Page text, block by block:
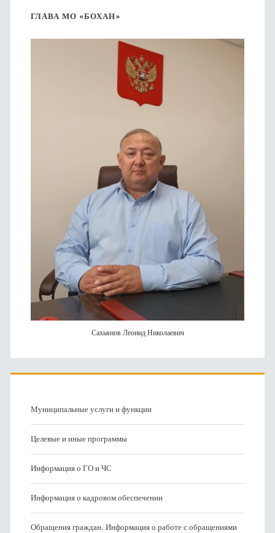
боковая
ГЛАВА МО «БОХАН»
Сахьянов Леонид Николаевич
Муниципальные услуги и функции
Целевые и иные программы
Информация о ГО и ЧС
Информация о кадровом обеспечении
Обращения граждан. Информация о работе с обращениями